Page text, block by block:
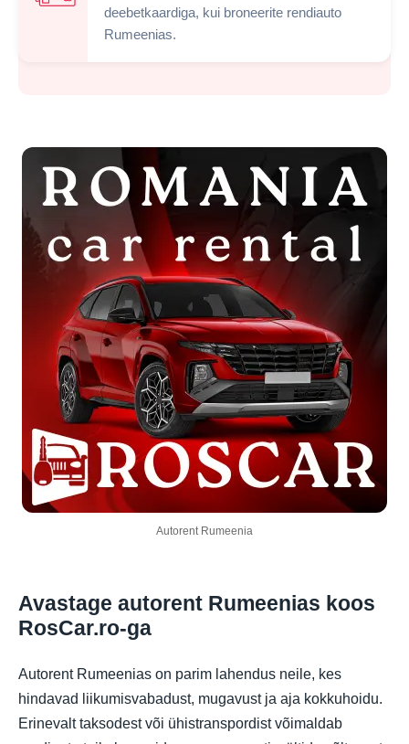
deebetkaardiga, kui broneerite rendiauto
Rumeenias.
Autorent Rumeenia
Avastage autorent Rumeenias koos
RosCar.ro-ga
Autorent Rumeenias on parim lahendus neile, kes
hindavad liikumisvabadust, mugavust ja aja kokkuhoidu.
Erinevalt taksodest või ühistranspordist võimaldab